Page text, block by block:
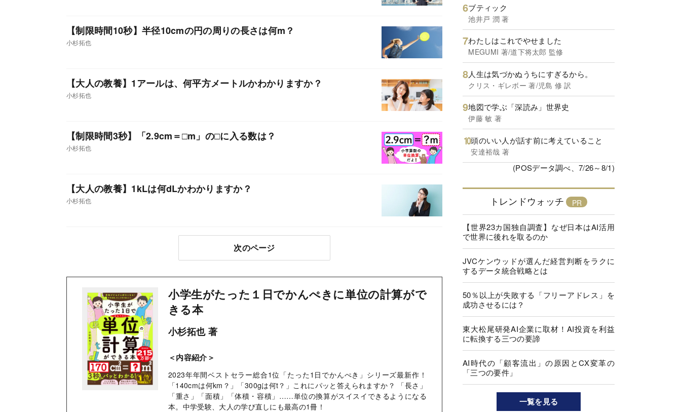
【制限時間10秒】半径10cmの円の周りの長さは何m？
小杉拓也
【大人の教養】1アールは、何平方メートルかわかりますか？
小杉拓也
【制限時間3秒】「2.9cm＝□m」の□に入る数は？
小杉拓也
【大人の教養】1kLは何dLかわかりますか？
小杉拓也
次のページ
小学生がたった１日でかんぺきに単位の計算がで
きる本
小杉拓也 著
＜内容紹介＞
2023年年間ベストセラー総合1位「たった1日でかんぺき」シリーズ最新作！
「140cmは何km？」「300gは何t？」これにパッと答えられますか？ 「長さ」
「重さ」「面積」「体積・容積」……単位の換算がスイスイできるようになる
本。中学受験、大人の学び直しにも最高の1冊！
ブティック
池井戸 潤 著
わたしはこれでやせました
MEGUMI 著/道下将太郎 監修
人生は気づかぬうちにすぎるから。
クリス・ギレボー 著/児島 修 訳
地図で学ぶ「深読み」世界史
伊藤 敏 著
頭のいい人が話す前に考えていること
安達裕哉 著
(POSデータ調べ、7/26～8/1)
トレンドウォッチ
【世界23カ国独自調査】なぜ日本はAI活用
で世界に後れを取るのか
JVCケンウッドが選んだ経営判断をラクに
するデータ統合戦略とは
50％以上が失敗する「フリーアドレス」を
成功させるには？
東大松尾研発AI企業に取材！AI投資を利益
に転換する三つの要諦
AI時代の「顧客流出」の原因とCX変革の
「三つの要件」
一覧を見る